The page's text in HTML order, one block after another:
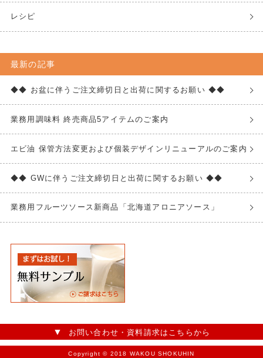
レシピ
最新の記事
◆◆ お盆に伴うご注文締切日と出荷に関するお願い ◆◆
業務用調味料 終売商品5アイテムのご案内
エビ油 保管方法変更および個装デザインリニューアルのご案内
◆◆ GWに伴うご注文締切日と出荷に関するお願い ◆◆
業務用フルーツソース新商品「北海道アロニアソース」
お問い合わせ・資料請求はこちらから
Copyright © 2018 WAKOU SHOKUHIN